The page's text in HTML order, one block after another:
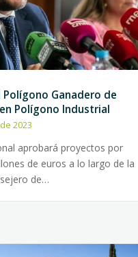
Ganadero de
Polígono Industrial
2023
aprobará proyectos por
de euros a lo largo de la
de…